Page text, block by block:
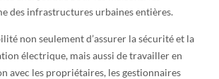
des infrastructures urbaines entières.
non seulement d’assurer la sécurité et la
électrique, mais aussi de travailler en
avec les propriétaires, les gestionnaires